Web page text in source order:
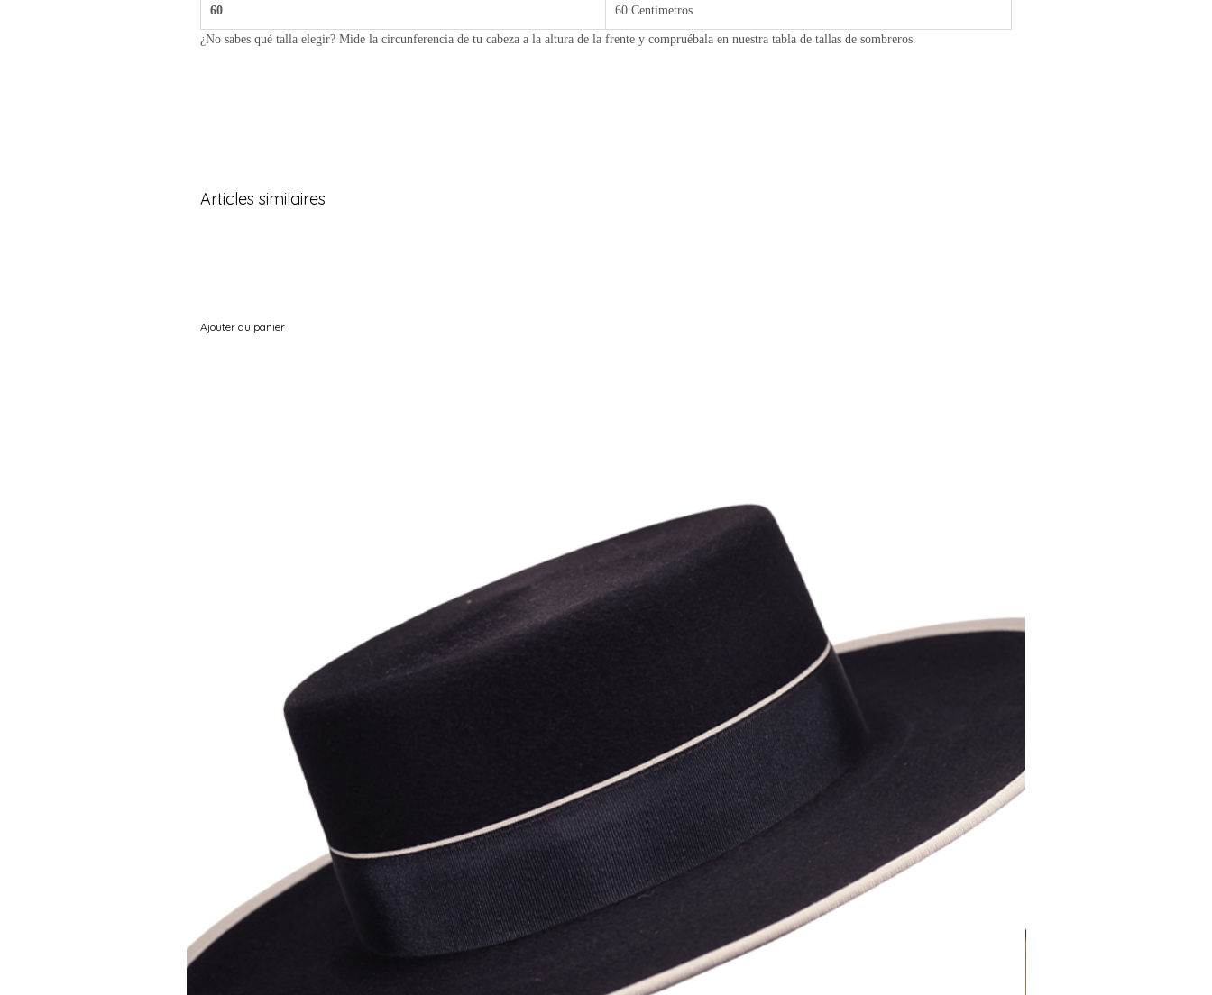
60 60 Centimetros
¿No sabes qué talla elegir? Mide la circunferencia de tu cabeza a la altura de la frente y compruébala en nuestra tabla de tallas de sombreros.
Articles similaires
Ajouter au panier